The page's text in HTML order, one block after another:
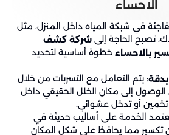
الاحساء
في شبكة المياه داخل المنزل، مثل
تصبح الحاجة إلى شركة كشف
بالاحساء خطوة أساسية لتحديد
: يتم التعامل مع التسربات من خلال
إلى مكان الخلل الحقيقي داخل
تخمين أو تدخل عشوائي.
الخدمة على أساليب حديثة في
تكسير مما يحافظ على شكل المكان